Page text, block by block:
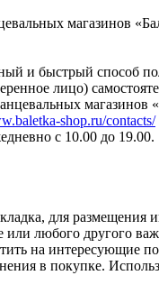
магазинов
и быстрый способ
лицо)
магазинов
shop.ru/contacts/
с 10.00 до 19.00.
для размещения
или любого другого
на интересующие
в покупке.